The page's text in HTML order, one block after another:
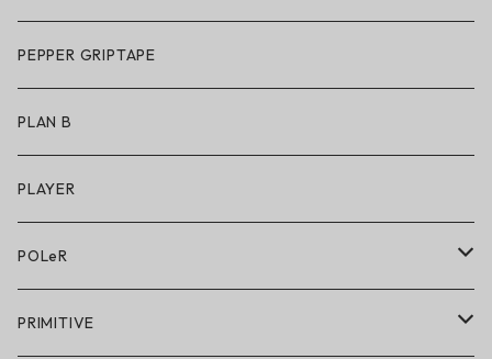
アパレル
アクセサリー
キッズシューズ
サングラス
アンダーウェア
シューズ
アクセサリー・小物
PEPPER GRIPTAPE
PLAN B
PLAYER
POLeR
POLeR × GRIZZLY
PRIMITIVE